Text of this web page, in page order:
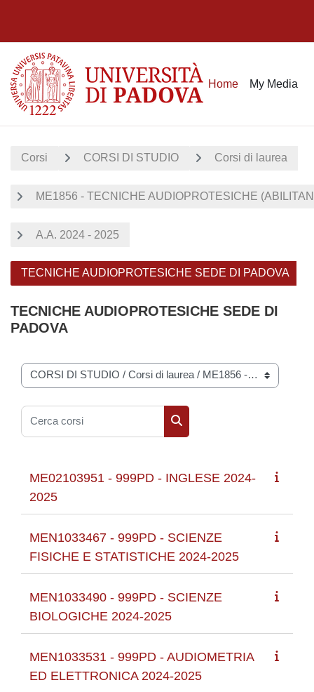
Home My Media
Corsi CORSI DI STUDIO Corsi di laurea
ME1856 - TECNICHE AUDIOPROTESICHE
A.A. 2024 - 2025
TECNICHE AUDIOPROTESICHE SEDE DI PADOVA
TECNICHE AUDIOPROTESICHE SEDE DI
PADOVA
Categorie di corso
Cerca corsi
Cerca corsi
ME02103951 - 999PD - INGLESE 2024-
2025
MEN1033467 - 999PD - SCIENZE
FISICHE E STATISTICHE 2024-2025
MEN1033490 - 999PD - SCIENZE
BIOLOGICHE 2024-2025
MEN1033531 - 999PD - AUDIOMETRIA
ED ELETTRONICA 2024-2025